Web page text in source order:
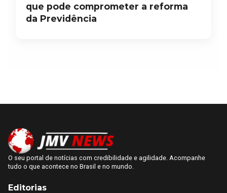
que pode comprometer a reforma
da Previdência
O seu portal de notícias com credibilidade e agilidade. Acompanhe
tudo o que acontece no Brasil e no mundo.
Editorias